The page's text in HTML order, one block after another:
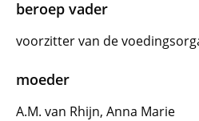
beroep vader
voorzitter van de
moeder
A.M. van Rhijn, Anna Marie